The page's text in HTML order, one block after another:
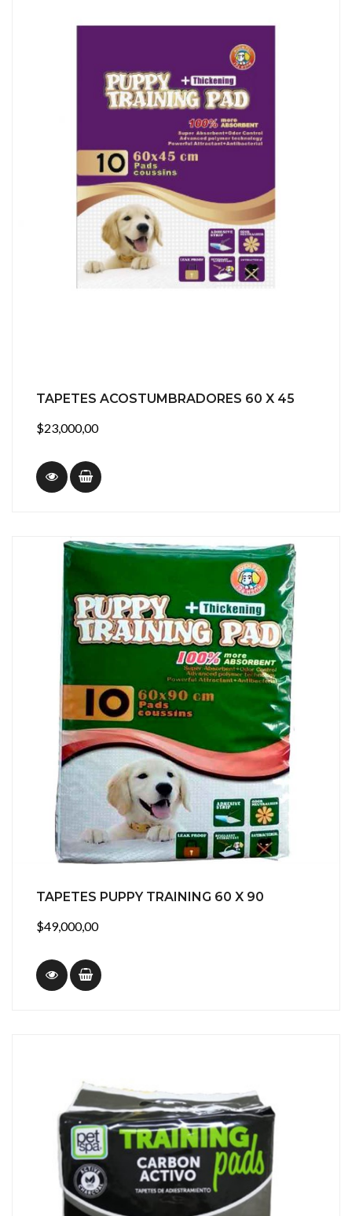
TAPETES ACOSTUMBRADORES 60 X 45
$23,000,00
TAPETES PUPPY TRAINING 60 X 90
$49,000,00